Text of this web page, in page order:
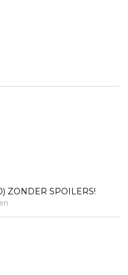
ZONDER SPOILERS!